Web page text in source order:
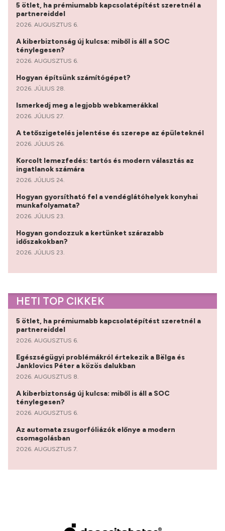
5 ötlet, ha prémiumabb kapcsolatépítést szeretnél a
partnereiddel
2026. AUGUSZTUS 6.
A kiberbiztonság új kulcsa: miből is áll a SOC
ténylegesen?
2026. AUGUSZTUS 6.
Hogyan építsünk számítógépet?
2026. JÚLIUS 28.
Ismerkedj meg a legjobb webkamerákkal
2026. JÚLIUS 27.
A tetőszigetelés jelentése és szerepe az épületeknél
2026. JÚLIUS 26.
Korcolt lemezfedés: tartós és modern választás az
ingatlanok számára
2026. JÚLIUS 24.
Hogyan gyorsítható fel a vendéglátóhelyek konyhai
munkafolyamata?
2026. JÚLIUS 23.
Hogyan gondozzuk a kertünket szárazabb
időszakokban?
2026. JÚLIUS 23.
HETI TOP CIKKEK
5 ötlet, ha prémiumabb kapcsolatépítést szeretnél a
partnereiddel
2026. AUGUSZTUS 6.
Egészségügyi problémákról értekezik a Bëlga és
Janklovics Péter a közös dalukban
2026. AUGUSZTUS 8.
A kiberbiztonság új kulcsa: miből is áll a SOC
ténylegesen?
2026. AUGUSZTUS 6.
Az automata zsugorfóliázók előnye a modern
csomagolásban
2026. AUGUSZTUS 7.